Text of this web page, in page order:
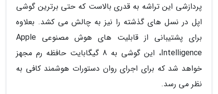
پردازشی این تراشه به قدری بالاست که حتی برترین گوشی
اپل در نسل های گذشته را نیز به چالش می کشد. بعلاوه
برای پشتیبانی از قابلیت های هوش مصنوعی Apple
Intelligence، این گوشی به 8 گیگابایت حافظه رم مجهز
خواهد شد که برای اجرای روان دستورات هوشمند کافی به
نظر می رسد.